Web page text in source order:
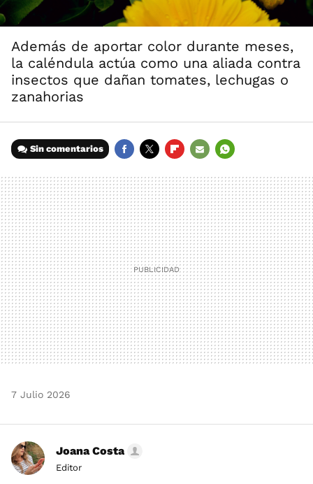
Además de aportar color durante meses,
la caléndula actúa como una aliada contra
insectos que dañan tomates, lechugas o
zanahorias
Sin comentarios
MAIL
7 Julio 2026
Joana Costa
Editor